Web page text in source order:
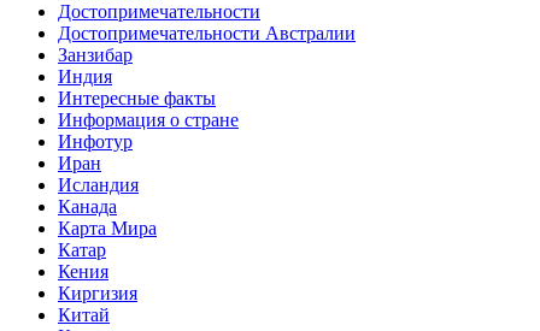
Достопримечательности
Достопримечательности Австралии
Занзибар
Индия
Интересные факты
Информация о стране
Инфотур
Иран
Исландия
Канада
Карта Мира
Катар
Кения
Киргизия
Китай